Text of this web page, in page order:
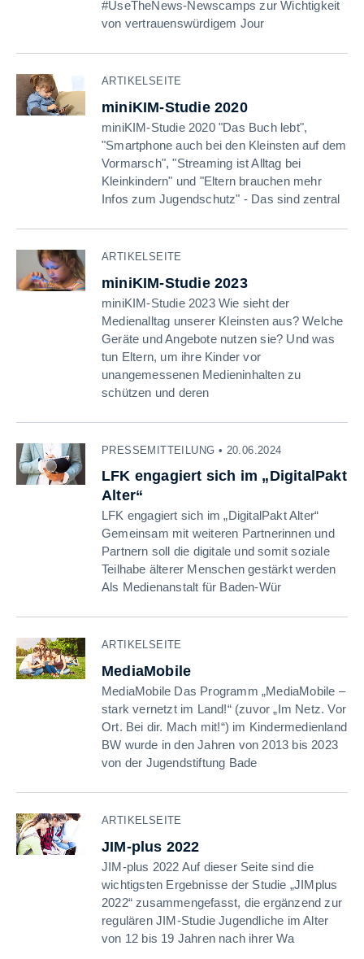
#UseTheNews-Newscamps zur Wichtigkeit
von vertrauenswürdigem Jour
ARTIKELSEITE
miniKIM-Studie 2020
miniKIM-Studie 2020 "Das Buch lebt",
"Smartphone auch bei den Kleinsten auf dem
Vormarsch", "Streaming ist Alltag bei
Kleinkindern" und "Eltern brauchen mehr
Infos zum Jugendschutz" - Das sind zentral
ARTIKELSEITE
miniKIM-Studie 2023
miniKIM-Studie 2023 Wie sieht der
Medienalltag unserer Kleinsten aus? Welche
Geräte und Angebote nutzen sie? Und was
tun Eltern, um ihre Kinder vor
unangemessenen Medieninhalten zu
schützen und deren
PRESSEMITTEILUNG • 20.06.2024
LFK engagiert sich im „DigitalPakt
Alter“
LFK engagiert sich im „DigitalPakt Alter“
Gemeinsam mit weiteren Partnerinnen und
Partnern soll die digitale und somit soziale
Teilhabe älterer Menschen gestärkt werden
Als Medienanstalt für Baden-Wür
ARTIKELSEITE
MediaMobile
MediaMobile Das Programm „MediaMobile –
stark vernetzt im Land!“ (zuvor „Im Netz. Vor
Ort. Bei dir. Mach mit!“) im Kindermedienland
BW wurde in den Jahren von 2013 bis 2023
von der Jugendstiftung Bade
ARTIKELSEITE
JIM-plus 2022
JIM-plus 2022 Auf dieser Seite sind die
wichtigsten Ergebnisse der Studie „JIMplus
2022“ zusammengefasst, die ergänzend zur
regulären JIM-Studie Jugendliche im Alter
von 12 bis 19 Jahren nach ihrer Wa